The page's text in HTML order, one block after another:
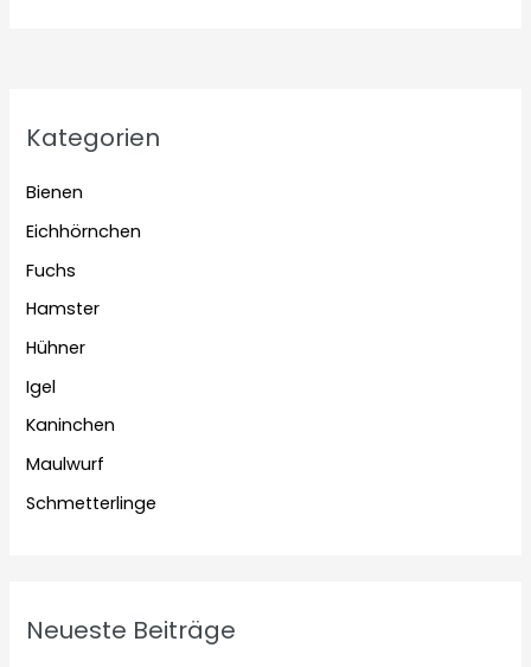
Kategorien
Bienen
Eichhörnchen
Fuchs
Hamster
Hühner
Igel
Kaninchen
Maulwurf
Schmetterlinge
Neueste Beiträge